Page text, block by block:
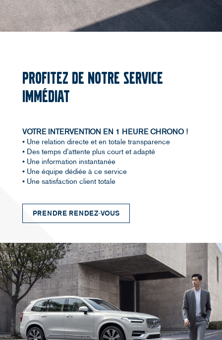
PROFITEZ DE NOTRE SERVICE
IMMÉDIAT
VOTRE INTERVENTION EN 1 HEURE CHRONO !
• Une relation directe et en totale transparence
• Des temps d’attente plus court et adapté
• Une information instantanée
• Une équipe dédiée à ce service
• Une satisfaction client totale
PRENDRE RENDEZ-VOUS